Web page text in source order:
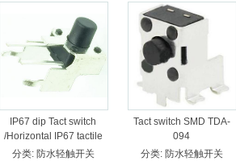
IP67 dip Tact switch
/Horizontal IP67 tactile
switch TDA-093
分类: 防水轻触开关
Tact switch SMD TDA-
094
分类: 防水轻触开关